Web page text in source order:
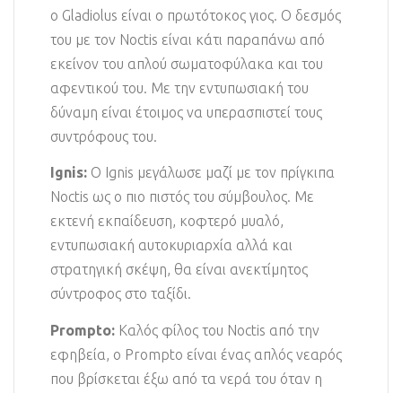
ο Gladiolus είναι ο πρωτότοκος γιος. Ο δεσμός
του με τον Noctis είναι κάτι παραπάνω από
εκείνον του απλού σωματοφύλακα και του
αφεντικού του. Με την εντυπωσιακή του
δύναμη είναι έτοιμος να υπερασπιστεί τους
συντρόφους του.
Ignis: Ο Ignis μεγάλωσε μαζί με τον πρίγκιπα
Noctis ως ο πιο πιστός του σύμβουλος. Με
εκτενή εκπαίδευση, κοφτερό μυαλό,
εντυπωσιακή αυτοκυριαρχία αλλά και
στρατηγική σκέψη, θα είναι ανεκτίμητος
σύντροφος στο ταξίδι.
Prompto: Καλός φίλος του Noctis από την
εφηβεία, ο Prompto είναι ένας απλός νεαρός
που βρίσκεται έξω από τα νερά του όταν η